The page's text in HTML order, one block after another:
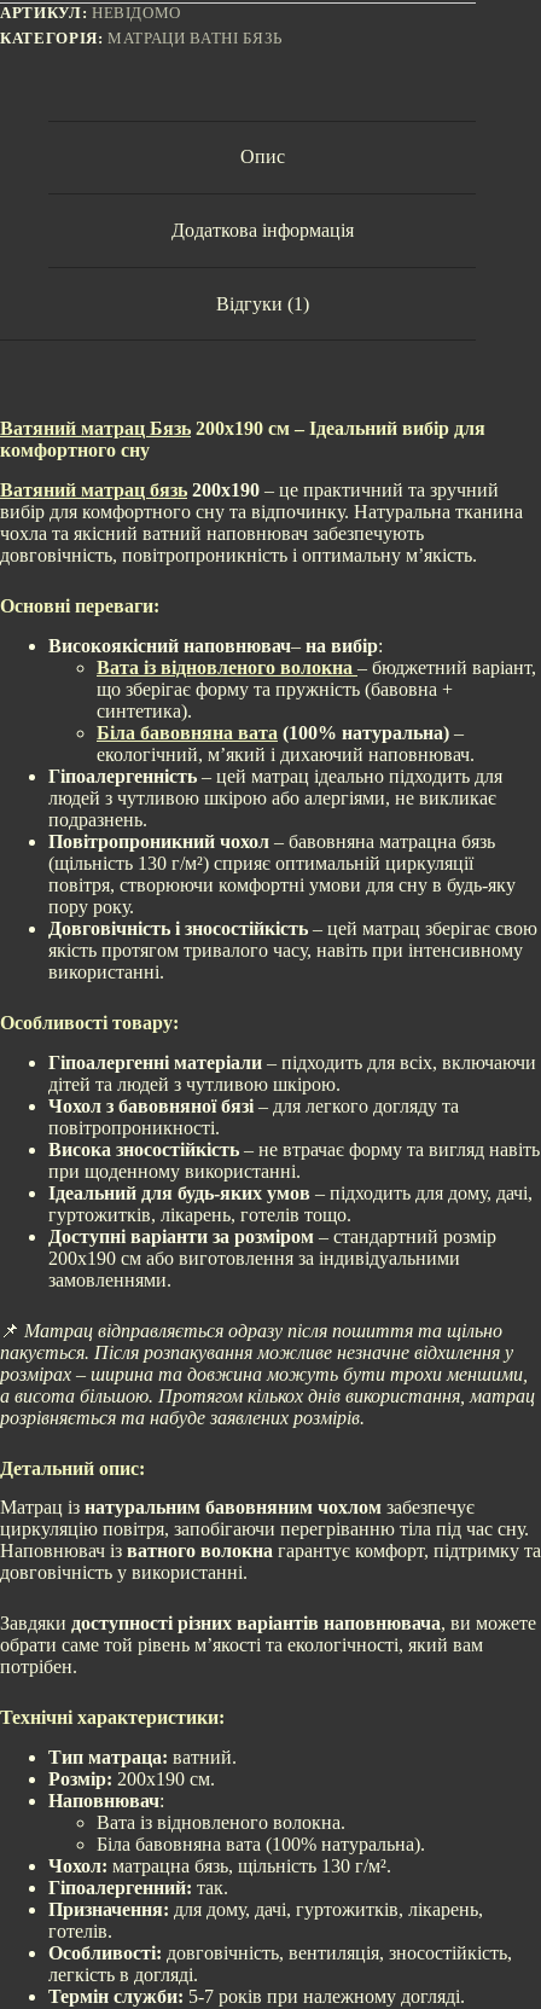
АРТИКУЛ: НЕВІДОМО
КАТЕГОРІЯ:МАТРАЦИ ВАТНІ БЯЗЬ
Опис
Додаткова інформація
Відгуки (1)
Ватяний матрац Бязь 200х190 см – Ідеальний вибір для
комфортного сну
Ватяний матрац бязь 200х190 – це практичний та зручний
вибір для комфортного сну та відпочинку. Натуральна тканина
чохла та якісний ватний наповнювач забезпечують
довговічність, повітропроникність і оптимальну м’якість.
Основні переваги:
Високоякісний наповнювач– на вибір:
Вата із відновленого волокна – бюджетний варіант,
що зберігає форму та пружність (бавовна +
синтетика).
Біла бавовняна вата (100% натуральна) –
екологічний, м’який і дихаючий наповнювач.
Гіпоалергенність – цей матрац ідеально підходить для
людей з чутливою шкірою або алергіями, не викликає
подразнень.
Повітропроникний чохол – бавовняна матрацна бязь
(щільність 130 г/м²) сприяє оптимальній циркуляції
повітря, створюючи комфортні умови для сну в будь-яку
пору року.
Довговічність і зносостійкість – цей матрац зберігає свою
якість протягом тривалого часу, навіть при інтенсивному
використанні.
Особливості товару:
Гіпоалергенні матеріали – підходить для всіх, включаючи
дітей та людей з чутливою шкірою.
Чохол з бавовняної бязі – для легкого догляду та
повітропроникності.
Висока зносостійкість – не втрачає форму та вигляд навіть
при щоденному використанні.
Ідеальний для будь-яких умов – підходить для дому, дачі,
гуртожитків, лікарень, готелів тощо.
Доступні варіанти за розміром – стандартний розмір
200х190 см або виготовлення за індивідуальними
замовленнями.
📌 Матрац відправляється одразу після пошиття та щільно
пакується. Після розпакування можливе незначне відхилення у
розмірах – ширина та довжина можуть бути трохи меншими,
а висота більшою. Протягом кількох днів використання, матрац
розрівняється та набуде заявлених розмірів.
Детальний опис:
Матрац із натуральним бавовняним чохлом забезпечує
циркуляцію повітря, запобігаючи перегріванню тіла під час сну.
Наповнювач із ватного волокна гарантує комфорт, підтримку та
довговічність у використанні.
Завдяки доступності різних варіантів наповнювача, ви можете
обрати саме той рівень м’якості та екологічності, який вам
потрібен.
Технічні характеристики:
Тип матраца: ватний.
Розмір: 200х190 см.
Наповнювач:
Вата із відновленого волокна.
Біла бавовняна вата (100% натуральна).
Чохол: матрацна бязь, щільність 130 г/м².
Гіпоалергенний: так.
Призначення: для дому, дачі, гуртожитків, лікарень,
готелів.
Особливості: довговічність, вентиляція, зносостійкість,
легкість в догляді.
Термін служби: 5-7 років при належному догляді.